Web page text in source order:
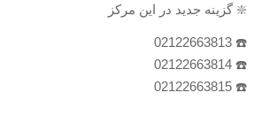
❇️ گزینه جدید در این مرکز
☎️ 02122663813
☎️ 02122663814
☎️ 02122663815